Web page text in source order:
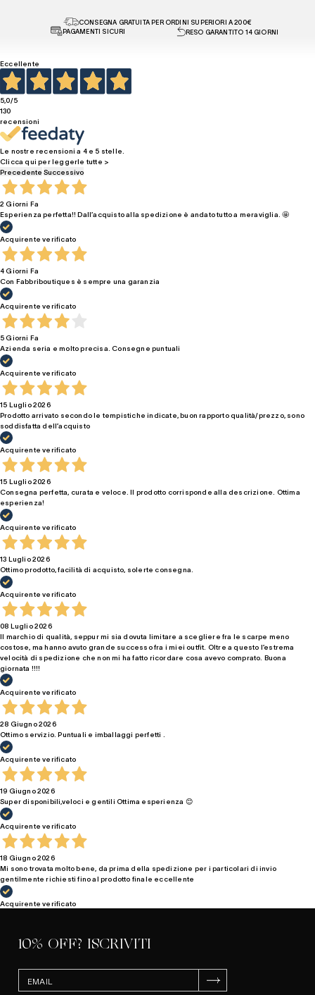
CONSEGNA GRATUITA PER ORDINI SUPERIORI A 200€
PAGAMENTI SICURI
RESO GARANTITO 14 GIORNI
Eccellente
5,0/5
130
recensioni
Le nostre recensioni a 4 e 5 stelle.
Clicca qui per leggerle tutte >
Precedente Successivo
2 Giorni Fa
Esperienza perfetta!! Dall’acquisto alla spedizione è andato tutto a meraviglia. 🤩
Acquirente verificato
4 Giorni Fa
Con Fabbriboutiques è sempre una garanzia
Acquirente verificato
5 Giorni Fa
Azienda seria e molto precisa. Consegne puntuali
Acquirente verificato
15 Luglio 2026
Prodotto arrivato secondo le tempistiche indicate, buon rapporto qualità/prezzo, sono
soddisfatta dell’acquisto
Acquirente verificato
15 Luglio 2026
Consegna perfetta, curata e veloce. Il prodotto corrisponde alla descrizione. Ottima
esperienza!
Acquirente verificato
13 Luglio 2026
Ottimo prodotto, facilità di acquisto, solerte consegna.
Acquirente verificato
08 Luglio 2026
Il marchio di qualità, seppur mi sia dovuta limitare a scegliere fra le scarpe meno
costose, ma hanno avuto grande successo fra i miei outfit. Oltre a questo l’estrema
velocità di spedizione che non mi ha fatto ricordare cosa avevo comprato. Buona
giornata !!!!
Acquirente verificato
28 Giugno 2026
Ottimo servizio. Puntuali e imballaggi perfetti .
Acquirente verificato
19 Giugno 2026
Super disponibili,veloci e gentili Ottima esperienza 😊
Acquirente verificato
18 Giugno 2026
Mi sono trovata molto bene, da prima della spedizione per i particolari di invio
gentilmente richiesti fino al prodotto finale eccellente
Acquirente verificato
10% OFF? ISCRIVITI